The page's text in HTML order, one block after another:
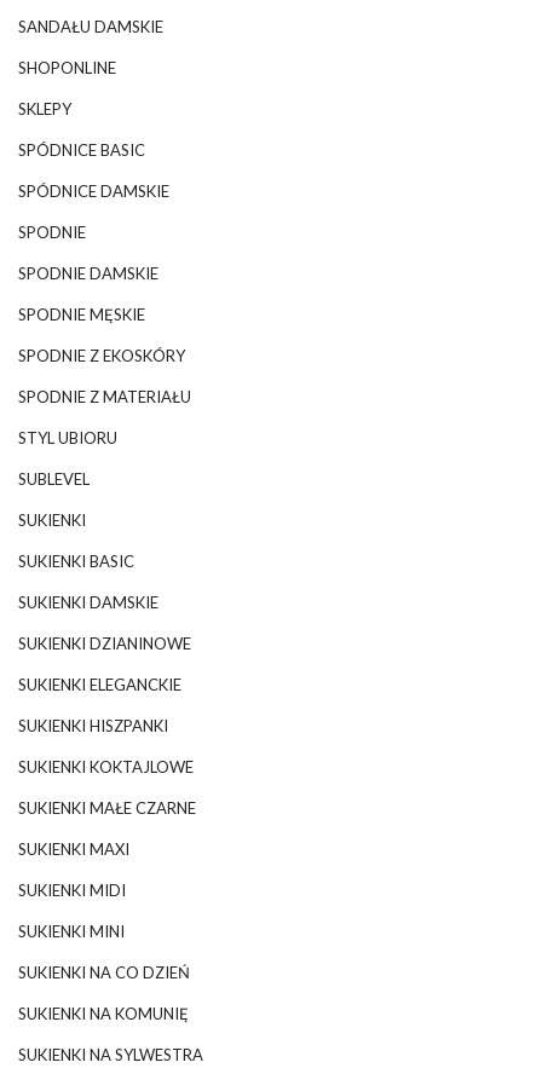
SANDAŁU DAMSKIE
SHOPONLINE
SKLEPY
SPÓDNICE BASIC
SPÓDNICE DAMSKIE
SPODNIE
SPODNIE DAMSKIE
SPODNIE MĘSKIE
SPODNIE Z EKOSKÓRY
SPODNIE Z MATERIAŁU
STYL UBIORU
SUBLEVEL
SUKIENKI
SUKIENKI BASIC
SUKIENKI DAMSKIE
SUKIENKI DZIANINOWE
SUKIENKI ELEGANCKIE
SUKIENKI HISZPANKI
SUKIENKI KOKTAJLOWE
SUKIENKI MAŁE CZARNE
SUKIENKI MAXI
SUKIENKI MIDI
SUKIENKI MINI
SUKIENKI NA CO DZIEŃ
SUKIENKI NA KOMUNIĘ
SUKIENKI NA SYLWESTRA